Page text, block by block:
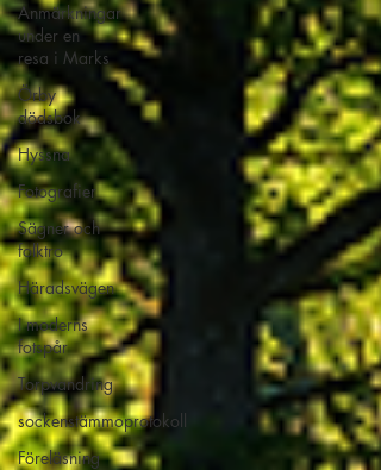
Anmärkningar
under en
resa i Marks
Örby
dödsbok
Hyssna
Fotografier
Sägner och
folktro
Häradsvägen
I moderns
fotspår
Torpvandring
sockenstämmoprotokoll
Föreläsning